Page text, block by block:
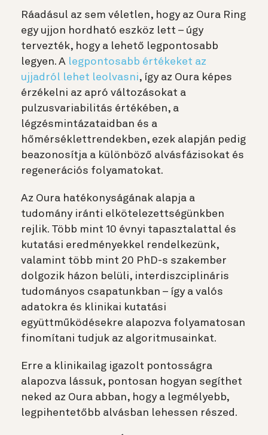
Ráadásul az sem véletlen, hogy az Oura Ring
egy ujjon hordható eszköz lett – úgy
tervezték, hogy a lehető legpontosabb
legyen. A legpontosabb értékeket az
ujjadról lehet leolvasni, így az Oura képes
érzékelni az apró változásokat a
pulzusvariabilitás értékében, a
légzésmintázataidban és a
hőmérséklettrendekben, ezek alapján pedig
beazonosítja a különböző alvásfázisokat és
regenerációs folyamatokat.
Az Oura hatékonyságának alapja a
tudomány iránti elkötelezettségünkben
rejlik. Több mint 10 évnyi tapasztalattal és
kutatási eredményekkel rendelkezünk,
valamint több mint 20 PhD-s szakember
dolgozik házon belüli, interdiszciplináris
tudományos csapatunkban – így a valós
adatokra és klinikai kutatási
együttműködésekre alapozva folyamatosan
finomítani tudjuk az algoritmusainkat.
Erre a klinikailag igazolt pontosságra
alapozva lássuk, pontosan hogyan segíthet
neked az Oura abban, hogy a legmélyebb,
legpihentetőbb alvásban lehessen részed.